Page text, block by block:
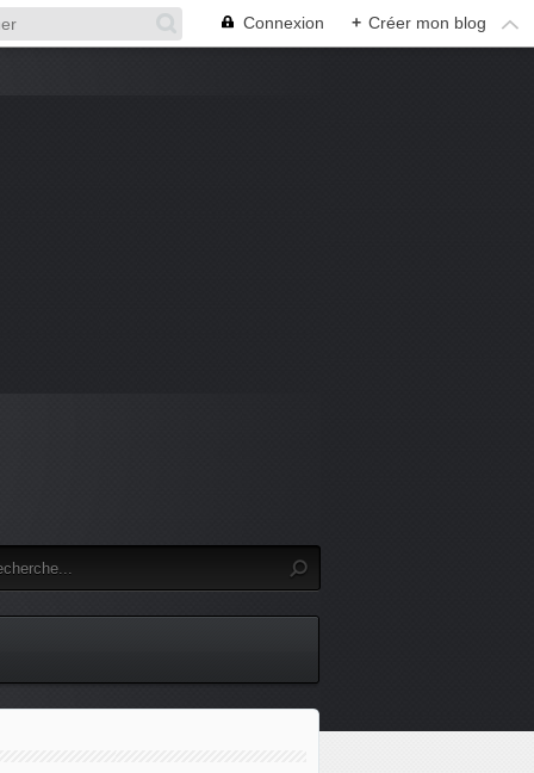
Connexion + Créer mon blog